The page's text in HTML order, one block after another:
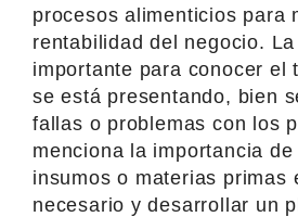
procesos alimenticios para
rentabilidad del negocio.
importante para conocer el
se está presentando, bien
fallas o problemas con los
menciona la importancia
insumos o materias primas
necesario y desarrollar un